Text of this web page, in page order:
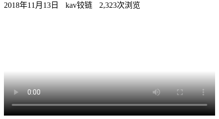
2018年11月13日 kav铰链 2,323次浏览